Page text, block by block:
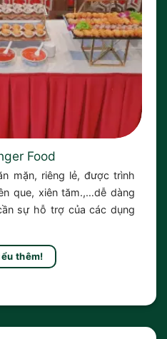
Food
mặn, riêng lẻ, được trình
que, xiên tăm.,…dễ dàng
sự hỗ trợ của các dụng
thêm!